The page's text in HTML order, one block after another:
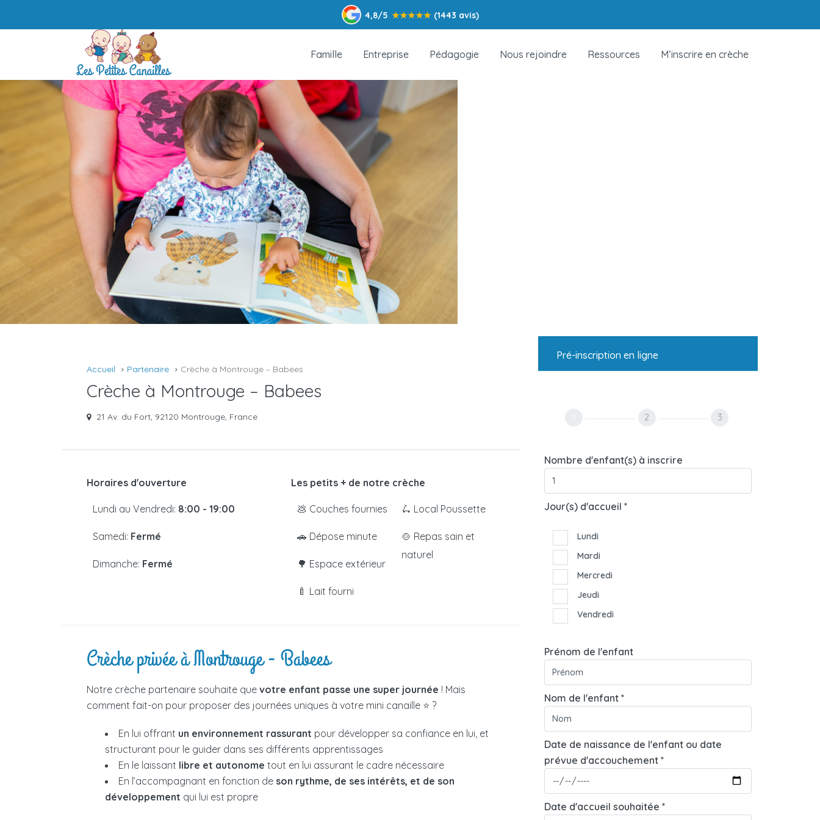
4,8/5 ★★★★★ (1443 avis)
Famille Entreprise Pédagogie Nous rejoindre Ressources M’inscrire en crèche
Accueil Partenaire Crèche à Montrouge – Babees
Crèche à Montrouge – Babees
21 Av. du Fort, 92120 Montrouge, France
Horaires d'ouverture
Lundi au Vendredi: 8:00 - 19:00
Samedi: Fermé
Dimanche: Fermé
Les petits + de notre crèche
💩 Couches fournies
🚗 Dépose minute
🌳 Espace extérieur
🍼 Lait fourni
🛴 Local Poussette
🍲 Repas sain et
naturel
Crèche privée à Montrouge - Babees
Notre crèche partenaire souhaite que votre enfant passe une super journée ! Mais
comment fait-on pour proposer des journées uniques à votre mini canaille ⭐ ?
En lui offrant un environnement rassurant pour développer sa confiance en lui, et
structurant pour le guider dans ses différents apprentissages
En le laissant libre et autonome tout en lui assurant le cadre nécessaire
En l’accompagnant en fonction de son rythme, de ses intérêts, et de son
développement qui lui est propre
Pré-inscription en ligne
2 3
Nombre d'enfant(s) à inscrire
Jour(s) d'accueil *
Lundi
Mardi
Mercredi
Jeudi
Vendredi
Prénom de l'enfant
Nom de l'enfant *
Date de naissance de l'enfant ou date
prévue d'accouchement *
Date d'accueil souhaitée *